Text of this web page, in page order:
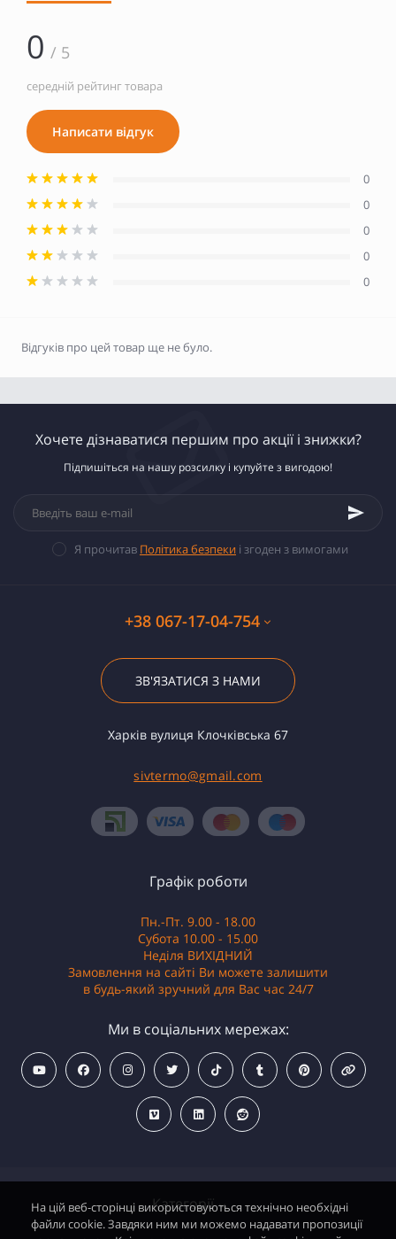
0 / 5
середній рейтинг товара
Написати відгук
0
0
0
0
0
Відгуків про цей товар ще не було.
Хочете дізнаватися першим про акції і знижки?
Підпишіться на нашу розсилку і купуйте з вигодою!
Я прочитав Політика безпеки і згоден з вимогами
+38 067-17-04-754
ЗВ'ЯЗАТИСЯ З НАМИ
Харків вулиця Клочківська 67
sivtermo@gmail.com
Категорії
Графік роботи
Пн.-Пт. 9.00 - 18.00
Субота 10.00 - 15.00
Неділя ВИХІДНИЙ
Замовлення на сайті Ви можете залишити
в будь-який зручний для Вас час 24/7
Ми в соціальних мережах:
На цій веб-сторінці використовуються технічно необхідні
файли cookie. Завдяки ним ми можемо надавати пропозиції